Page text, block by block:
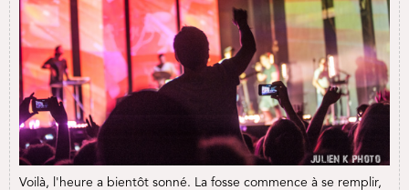
Voilà, l'heure a bientôt sonné. La fosse commence à se remplir,